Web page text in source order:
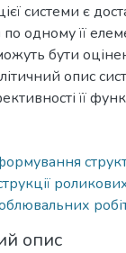
системи є
одному її
бути
опис
її
опис